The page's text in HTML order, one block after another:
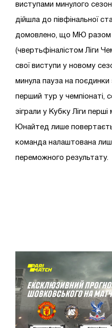
виступами минулого
дійшла до півфінальної
домовлено, що МЮ разом
(чвертьфіналістом Ліги
свої виступи у новому
минула пауза на поєдинки
перший тур у чемпіонаті,
зіграли у Кубку Ліги
Юнайтед лише
команда налаштована
переможного результату.